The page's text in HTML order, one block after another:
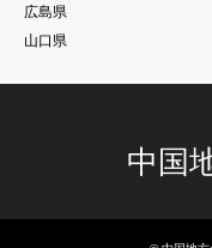
広島県
山口県
中国